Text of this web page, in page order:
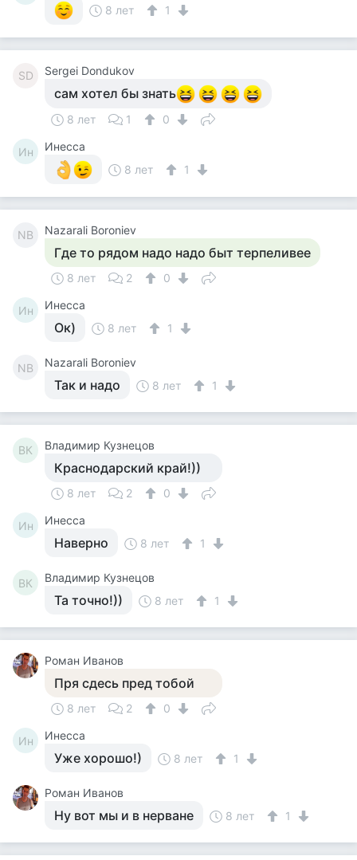
8 лет
1
SD Sergei Dondukov
сам хотел бы знать
8 лет 1 0
Ин
Инесса
8 лет
1
NB Nazarali Boroniev
Где то рядом надо надо быт терпеливее
8 лет 2 0
Ин Инесса
Ок) 8 лет 1
NB Nazarali Boroniev
Так и надо 8 лет 1
ВК Владимир Кузнецов
Краснодарский край!))
8 лет 2 0
Ин Инесса
Наверно 8 лет 1
ВК Владимир Кузнецов
Та точно!)) 8 лет 1
Роман Иванов
Пря сдесь пред тобой
8 лет 2 0
Ин Инесса
Уже хорошо!) 8 лет 1
Роман Иванов
Ну вот мы и в нерване 8 лет 1